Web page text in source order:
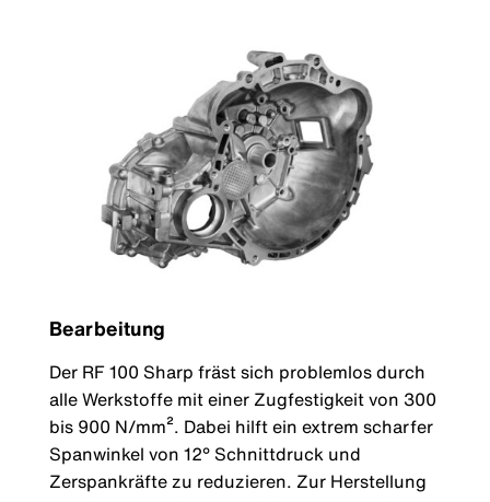
Bearbeitung
Der RF 100 Sharp fräst sich problemlos durch
alle Werkstoffe mit einer Zugfestigkeit von 300
bis 900 N/mm². Dabei hilft ein extrem scharfer
Spanwinkel von 12° Schnittdruck und
Zerspankräfte zu reduzieren. Zur Herstellung